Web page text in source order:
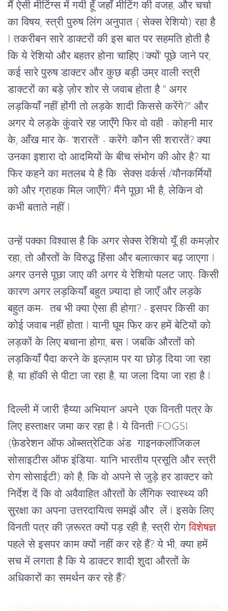
मैं ऐसी मीटिंग्स में गयी हूँ जहाँ मीटिंग की वजह, और चर्चा
का विषय, स्त्री पुरुष लिंग अनुपात ( सेक्स रेशियो) रहा है
I तकरीबन सारे डाक्टरों की इस बात पर सहमति होती है
कि ये रेशियो और बहतर होना चाहिए I'क्यों' पूछे जाने पर,
कई सारे पुरुष डाक्टर और कुछ बड़ी उम्र वाली स्त्री
डाक्टरों का बड़े ज़ोर शोर से जवाब होता है " अगर
लड़कियाँ नहीं होंगी तो लड़के शादी किससे करेंगे?" और
अगर ये लड़के कुंवारे रह जाएँगे फिर वो वही - कोहनी मार
के, आँख मार के- 'शरारतें' - करेंगे. कौन सी शरारतें? क्या
उनका इशारा दो आदमियों के बीच संभोग की ओर है? या
फिर कहने का मतलब ये है कि सेक्स वर्कर्स /यौनकर्मियों
को और ग्राहक मिल जाएँगे? मैंने पूछा भी है, लेकिन वो
कभी बताते नहीं I
उन्हें पक्का विश्वास है कि अगर सेक्स रेशियो यूँ ही कमज़ोर
रहा, तो औरतों के विरुद्ध हिंसा और बलात्कार बढ़ जाएगा I
अगर उनसे पूछा जाए की अगर ये रेशियो पलट जाए- किसी
कारण अगर लड़कियाँ बहुत ज़्यादा हो जाएँ और लड़के
बहुत कम- तब भी क्या ऐसा ही होगा? - इसपर किसी का
कोई जवाब नहीं होता I यानी घूम फिर कर हमें बेटियों को
लड़कों के लिए बचाना होगा, बस I जबकि औरतों को
लड़कियाँ पैदा करने के इल्ज़ाम पर या छोड़ दिया जा रहा
है, या हॉकी से पीटा जा रहा है, या जला दिया जा रहा है I
दिल्ली में जारी 'हैय्या अभियान' अपने  एक विनती पत्र के
लिए हस्ताक्षर जमा कर रहा है I ये विनती FOGSI
(फ़ेडरेशन ऑफ ओब्सत्रेटिक अंड  गाइनकलॉजिकल
सोसाइटीस ऑफ इंडिया- यानि भारतीय प्रसूति और स्त्री
रोग सोसाईटी) को है, कि वो अपने से जुड़े हर डाक्टर को
निर्देश दें कि वो अवैवाहित औरतों के लैंगिक स्वास्थ्य की
सुरक्षा का अपना उत्तरदायित्व समझें और  लें I इसके लिए
विनती पत्र की ज़रूरत क्यों पड़ रही है, स्त्री रोग विशेषज्ञ
पहले से इसपर काम क्यों नहीं कर रहे हैं? ये भी, क्या हमें
सच में लगता है कि ये डाक्टर शादी शुदा औरतों के
अधिकारों का समर्थन कर रहे हैं?